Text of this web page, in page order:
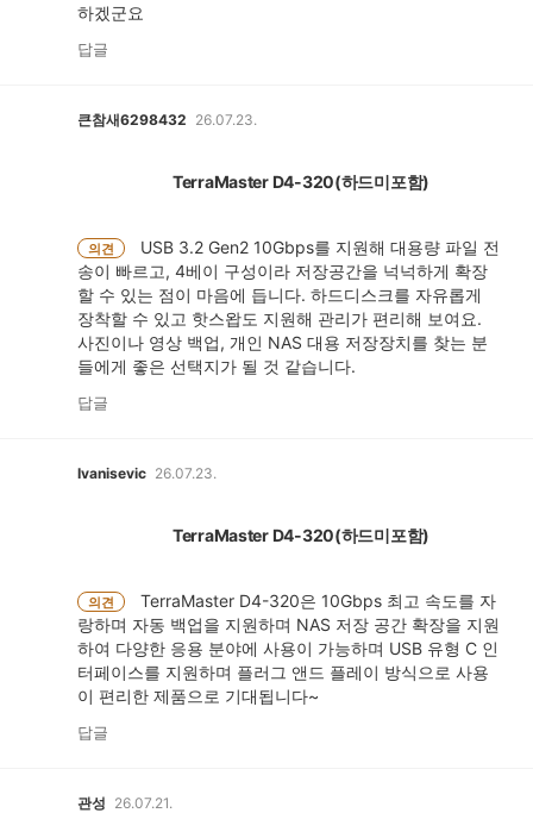
하겠군요
답글
큰참새6298432 26.07.23.
TerraMaster D4-320(하드미포함)
의견
USB 3.2 Gen2 10Gbps를 지원해 대용량 파일 전
송이 빠르고, 4베이 구성이라 저장공간을 넉넉하게 확장
할 수 있는 점이 마음에 듭니다. 하드디스크를 자유롭게
장착할 수 있고 핫스왑도 지원해 관리가 편리해 보여요.
사진이나 영상 백업, 개인 NAS 대용 저장장치를 찾는 분
들에게 좋은 선택지가 될 것 같습니다.
답글
Ivanisevic 26.07.23.
TerraMaster D4-320(하드미포함)
의견
TerraMaster D4-320은 10Gbps 최고 속도를 자
랑하며 자동 백업을 지원하며 NAS 저장 공간 확장을 지원
하여 다양한 응용 분야에 사용이 가능하며 USB 유형 C 인
터페이스를 지원하며 플러그 앤드 플레이 방식으로 사용
이 편리한 제품으로 기대됩니다~
답글
관성 26.07.21.